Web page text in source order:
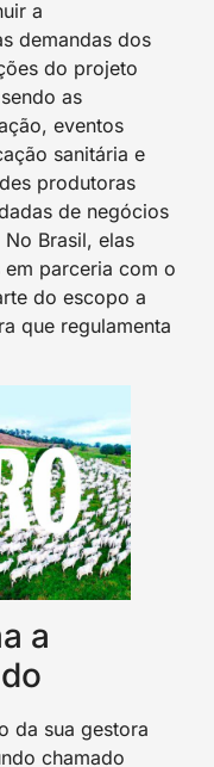
a
demandas dos
do projeto
as
eventos
sanitária e
produtoras
de negócios
Brasil, elas
parceria com o
do escopo a
que regulamenta
a
da sua gestora
chamado